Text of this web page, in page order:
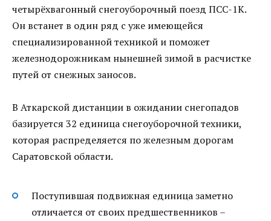
четырёхвагонный снегоуборочный поезд ПСС-1К.
Он встанет в один ряд с уже имеющейся
специализированной техникой и поможет
железнодорожникам нынешней зимой в расчистке
путей от снежных заносов.
В Аткарской дистанции в ожидании снегопадов
базируется 32 единица снегоуборочной техники,
которая распределяется по железным дорогам
Саратовской области.
Поступившая подвижная единица заметно
отличается от своих предшественников –